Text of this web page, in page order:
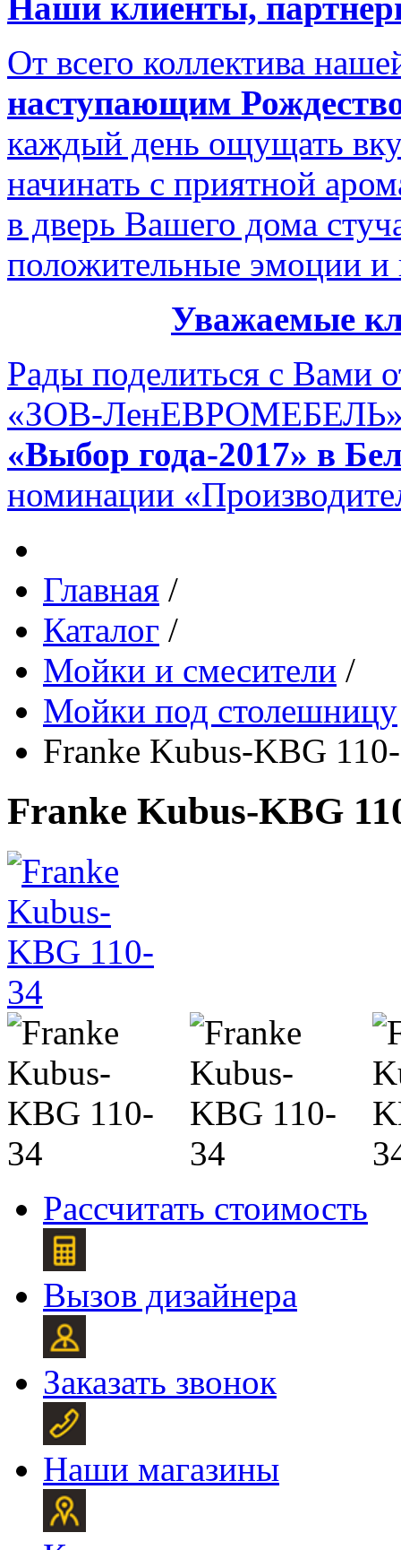
От всего коллектива
наступающим
каждый день ощущать
начинать с приятной
в дверь Вашего дома
положительные эмоции и
Уважаемые
Рады поделиться с
«ЗОВ-ЛенЕВРОМЕБЕЛЬ»
«Выбор года-2017» в
номинации
Главная /
Каталог /
Мойки и смесители /
Мойки под столешницу
Franke Kubus-KBG
Franke Kubus-KBG
Рассчитать стоимость
Вызов дизайнера
Заказать звонок
Наши магазины